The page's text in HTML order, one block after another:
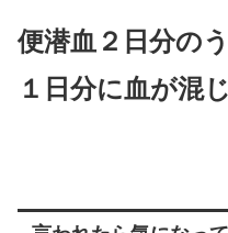
便潜血２日分のう
１日分に血が混